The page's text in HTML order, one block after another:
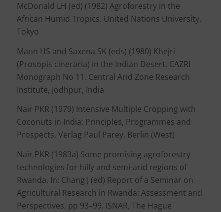
McDonald LH (ed) (1982) Agroforestry in the
African Humid Tropics. United Nations University,
Tokyo
Mann HS and Saxena SK (eds) (1980) Khejri
(Prosopis cineraria) in the Indian Desert. CAZRI
Monograph No 11. Central Arid Zone Research
Institute, Jodhpur, India
Nair PKR (1979) Intensive Multiple Cropping with
Coconuts in India: Principles, Programmes and
Prospects. Verlag Paul Parey, Berlin (West)
Nair PKR (1983a) Some promising agroforestry
technologies for hilly and semi-arid regions of
Rwanda. In: Chang J (ed) Report of a Seminar on
Agricultural Research in Rwanda: Assessment and
Perspectives, pp 93–99. ISNAR, The Hague